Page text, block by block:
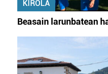
KIROLA
Beasain larunbatean